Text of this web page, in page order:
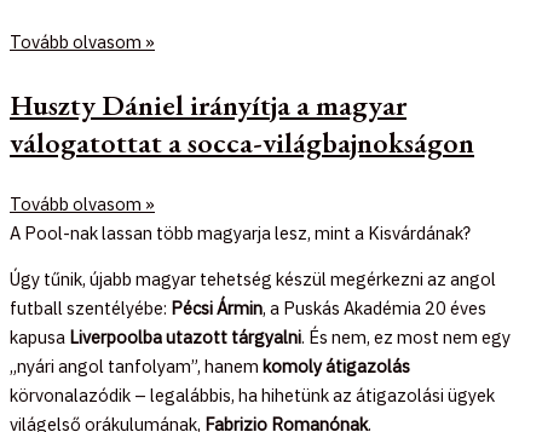
Tovább olvasom »
Huszty Dániel irányítja a magyar
válogatottat a socca-világbajnokságon
Tovább olvasom »
A Pool-nak lassan több magyarja lesz, mint a Kisvárdának?
Úgy tűnik, újabb magyar tehetség készül megérkezni az angol
futball szentélyébe: Pécsi Ármin, a Puskás Akadémia 20 éves
kapusa Liverpoolba utazott tárgyalni. És nem, ez most nem egy
„nyári angol tanfolyam”, hanem komoly átigazolás
körvonalazódik – legalábbis, ha hihetünk az átigazolási ügyek
világelső orákulumának, Fabrizio Romanónak.